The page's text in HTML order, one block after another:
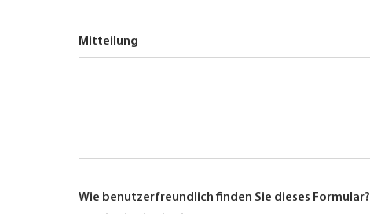
Mitteilung
Wie benutzerfreundlich finden Sie dieses Formular?